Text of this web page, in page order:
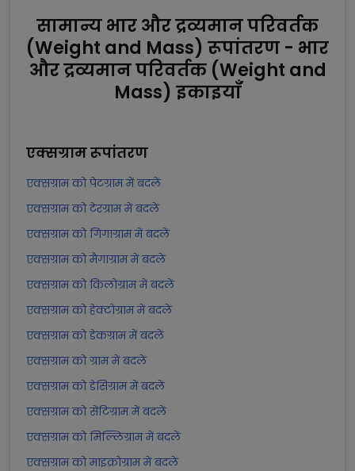
सामान्य भार और द्रव्यमान परिवर्तक
(Weight and Mass) रूपांतरण - भार
और द्रव्यमान परिवर्तक (Weight and
Mass) इकाइयाँ
एक्सग्रामरूपांतरण
एक्सग्राम को पेटग्राम में बदलें
एक्सग्राम को टेरग्राम में बदलें
एक्सग्राम को गिगाग्राम में बदलें
एक्सग्राम को मैगाग्राम में बदलें
एक्सग्राम को किलोग्राम में बदलें
एक्सग्राम को हेक्टोग्राम में बदलें
एक्सग्राम को डेकग्राम में बदलें
एक्सग्राम को ग्राम में बदलें
एक्सग्राम को डेसिग्राम में बदलें
एक्सग्राम को सेंटिग्राम में बदलें
एक्सग्राम को मिल्लिग्राम में बदलें
एक्सग्राम को माइक्रोग्राम में बदलें
Check and track your Child’s Vaccination,
Growth, Sleeping & Feeding behavior, health
symptoms and recommended Development
Milestones.